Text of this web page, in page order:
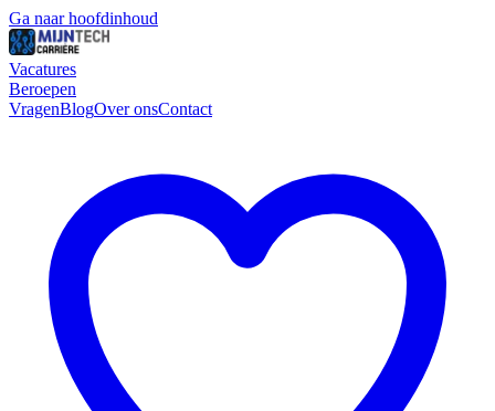
Ga naar hoofdinhoud
Vacatures
Beroepen
VragenBlogOver onsContact